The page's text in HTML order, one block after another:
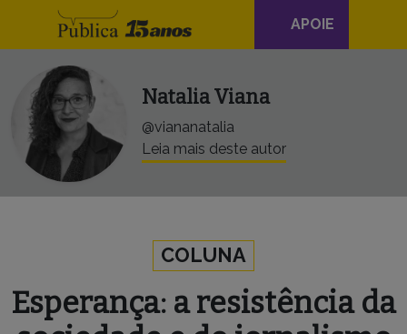
Skip to content
Navegação
principal
APOIE
Natalia Viana
@viananatalia
Leia mais deste autor
COLUNA
Esperança: a resistência da